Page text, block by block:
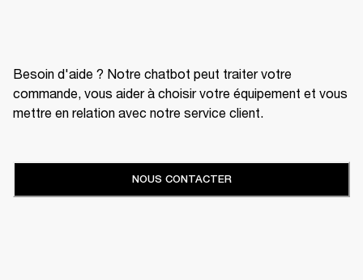
Besoin d'aide ? Notre chatbot peut traiter votre
commande, vous aider à choisir votre équipement et vous
mettre en relation avec notre service client.
NOUS CONTACTER